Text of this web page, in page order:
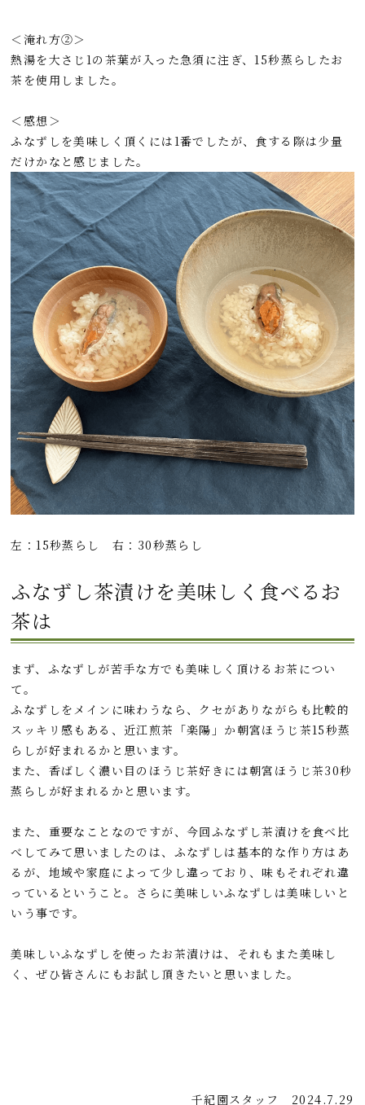
＜淹れ方②＞
熱湯を大さじ1の茶葉が入った急須に注ぎ、15秒蒸らしたお
茶を使用しました。
＜感想＞
ふなずしを美味しく頂くには1番でしたが、食する際は少量
だけかなと感じました。
左：15秒蒸らし 右：30秒蒸らし
ふなずし茶漬けを美味しく食べるお
茶は
まず、ふなずしが苦手な方でも美味しく頂けるお茶につい
て。
ふなずしをメインに味わうなら、クセがありながらも比較的
スッキリ感もある、近江煎茶「楽陽」か朝宮ほうじ茶15秒蒸
らしが好まれるかと思います。
また、香ばしく濃い目のほうじ茶好きには朝宮ほうじ茶30秒
蒸らしが好まれるかと思います。
また、重要なことなのですが、今回ふなずし茶漬けを食べ比
べしてみて思いましたのは、ふなずしは基本的な作り方はあ
るが、地域や家庭によって少し違っており、味もそれぞれ違
っているということ。さらに美味しいふなずしは美味しいと
いう事です。
美味しいふなずしを使ったお茶漬けは、それもまた美味し
く、ぜひ皆さんにもお試し頂きたいと思いました。
千紀園スタッフ 2024.7.29